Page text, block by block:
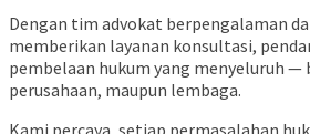
Dengan tim advokat berpengalaman
memberikan layanan konsultasi,
pembelaan hukum yang menyeluruh —
perusahaan, maupun lembaga.